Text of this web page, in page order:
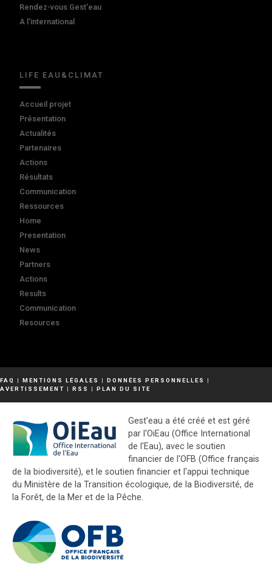
Rendez-vous Gest'eau
A l'international
LIFE EAU&CLIMAT
Accueil projet
Présentation
Actualités
Partenaires
Actions
Résultats
Communication
Ressources
Home
Presentation
News
Partners
Actions
Results
Communication
Resources
FAQ | MENTIONS LÉGALES | DONNÉES PERSONNELLES
|
AVERTISSEMENT | RSS | PLAN DU SITE
Gest'eau a été créé et est géré
par l'OiEau (Office International
de l'Eau), avec le soutien
financier de l'OFB (Office français
de la biodiversité), et le soutien financier et l'appui technique
du Ministère de la Transition écologique, de la Biodiversité, de
la Forêt, de la Mer et de la Pêche.